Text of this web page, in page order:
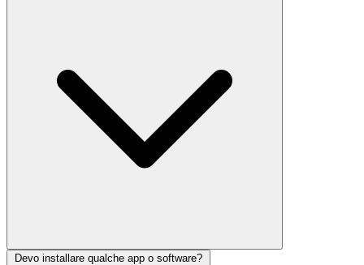
Devo installare qualche app o software?